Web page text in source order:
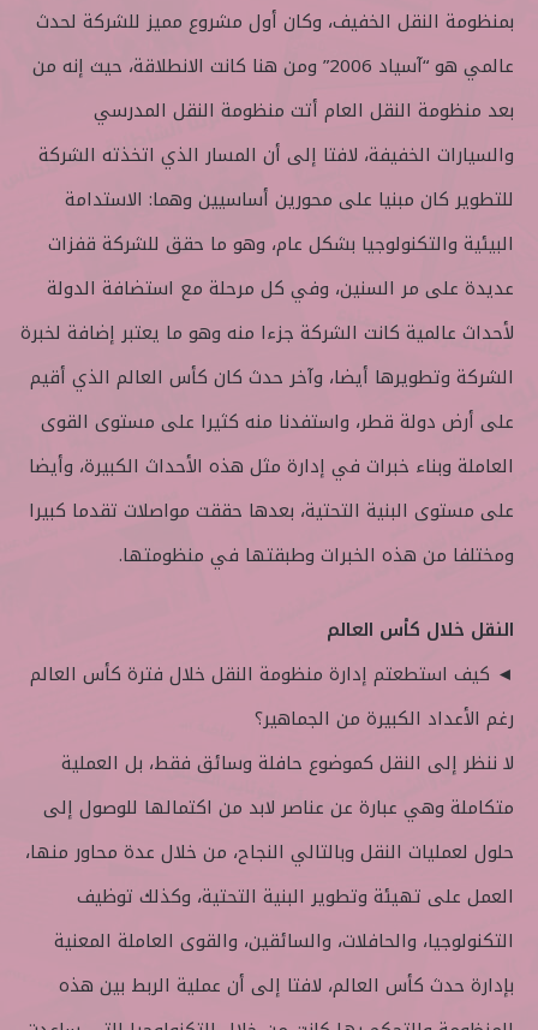
بمنظومة النقل الخفيف، وكان أول مشروع مميز للشركة لحدث
عالمي هو “آسياد 2006” ومن هنا كانت الانطلاقة، حيث إنه من
بعد منظومة النقل العام أتت منظومة النقل المدرسي
والسيارات الخفيفة، لافتا إلى أن المسار الذي اتخذته الشركة
للتطوير كان مبنيا على محورين أساسيين وهما: الاستدامة
البيئية والتكنولوجيا بشكل عام، وهو ما حقق للشركة قفزات
عديدة على مر السنين، وفي كل مرحلة مع استضافة الدولة
لأحداث عالمية كانت الشركة جزءا منه وهو ما يعتبر إضافة لخبرة
الشركة وتطويرها أيضا، وآخر حدث كان كأس العالم الذي أقيم
على أرض دولة قطر، واستفدنا منه كثيرا على مستوى القوى
العاملة وبناء خبرات في إدارة مثل هذه الأحداث الكبيرة، وأيضا
على مستوى البنية التحتية، بعدها حققت مواصلات تقدما كبيرا
ومختلفا من هذه الخبرات وطبقتها في منظومتها.
النقل خلال كأس العالم
◄ كيف استطعتم إدارة منظومة النقل خلال فترة كأس العالم
رغم الأعداد الكبيرة من الجماهير؟
لا ننظر إلى النقل كموضوع حافلة وسائق فقط، بل العملية
متكاملة وهي عبارة عن عناصر لابد من اكتمالها للوصول إلى
حلول لعمليات النقل وبالتالي النجاح، من خلال عدة محاور منها،
العمل على تهيئة وتطوير البنية التحتية، وكذلك توظيف
التكنولوجيا، والحافلات، والسائقين، والقوى العاملة المعنية
بإدارة حدث كأس العالم، لافتا إلى أن عملية الربط بين هذه